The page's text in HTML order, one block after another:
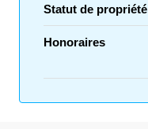
Statut de propriété
Honoraires